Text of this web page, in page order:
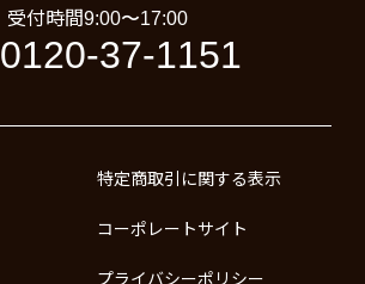
受付時間9:00〜17:00
0120-37-1151
特定商取引に関する表示
コーポレートサイト
プライバシーポリシー